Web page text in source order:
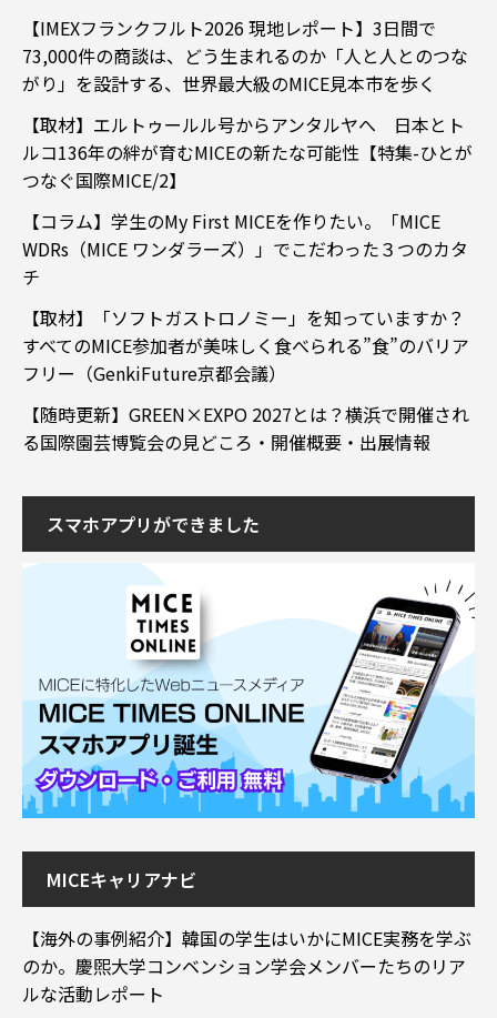
【IMEXフランクフルト2026 現地レポート】3日間で
73,000件の商談は、どう生まれるのか「人と人とのつな
がり」を設計する、世界最大級のMICE見本市を歩く
【取材】エルトゥールル号からアンタルヤへ 日本とト
ルコ136年の絆が育むMICEの新たな可能性【特集-ひとが
つなぐ国際MICE/2】
【コラム】学生のMy First MICEを作りたい。「MICE
WDRs（MICE ワンダラーズ）」でこだわった３つのカタ
チ
【取材】「ソフトガストロノミー」を知っていますか？
すべてのMICE参加者が美味しく食べられる”食”のバリア
フリー（GenkiFuture京都会議）
【随時更新】GREEN×EXPO 2027とは？横浜で開催され
る国際園芸博覧会の見どころ・開催概要・出展情報
スマホアプリができました
MICEキャリアナビ
【海外の事例紹介】韓国の学生はいかにMICE実務を学ぶ
のか。慶煕大学コンベンション学会メンバーたちのリア
ルな活動レポート